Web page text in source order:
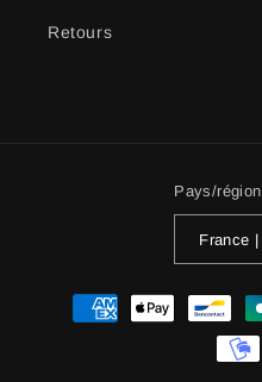
Retours
Pays/région
Moyens